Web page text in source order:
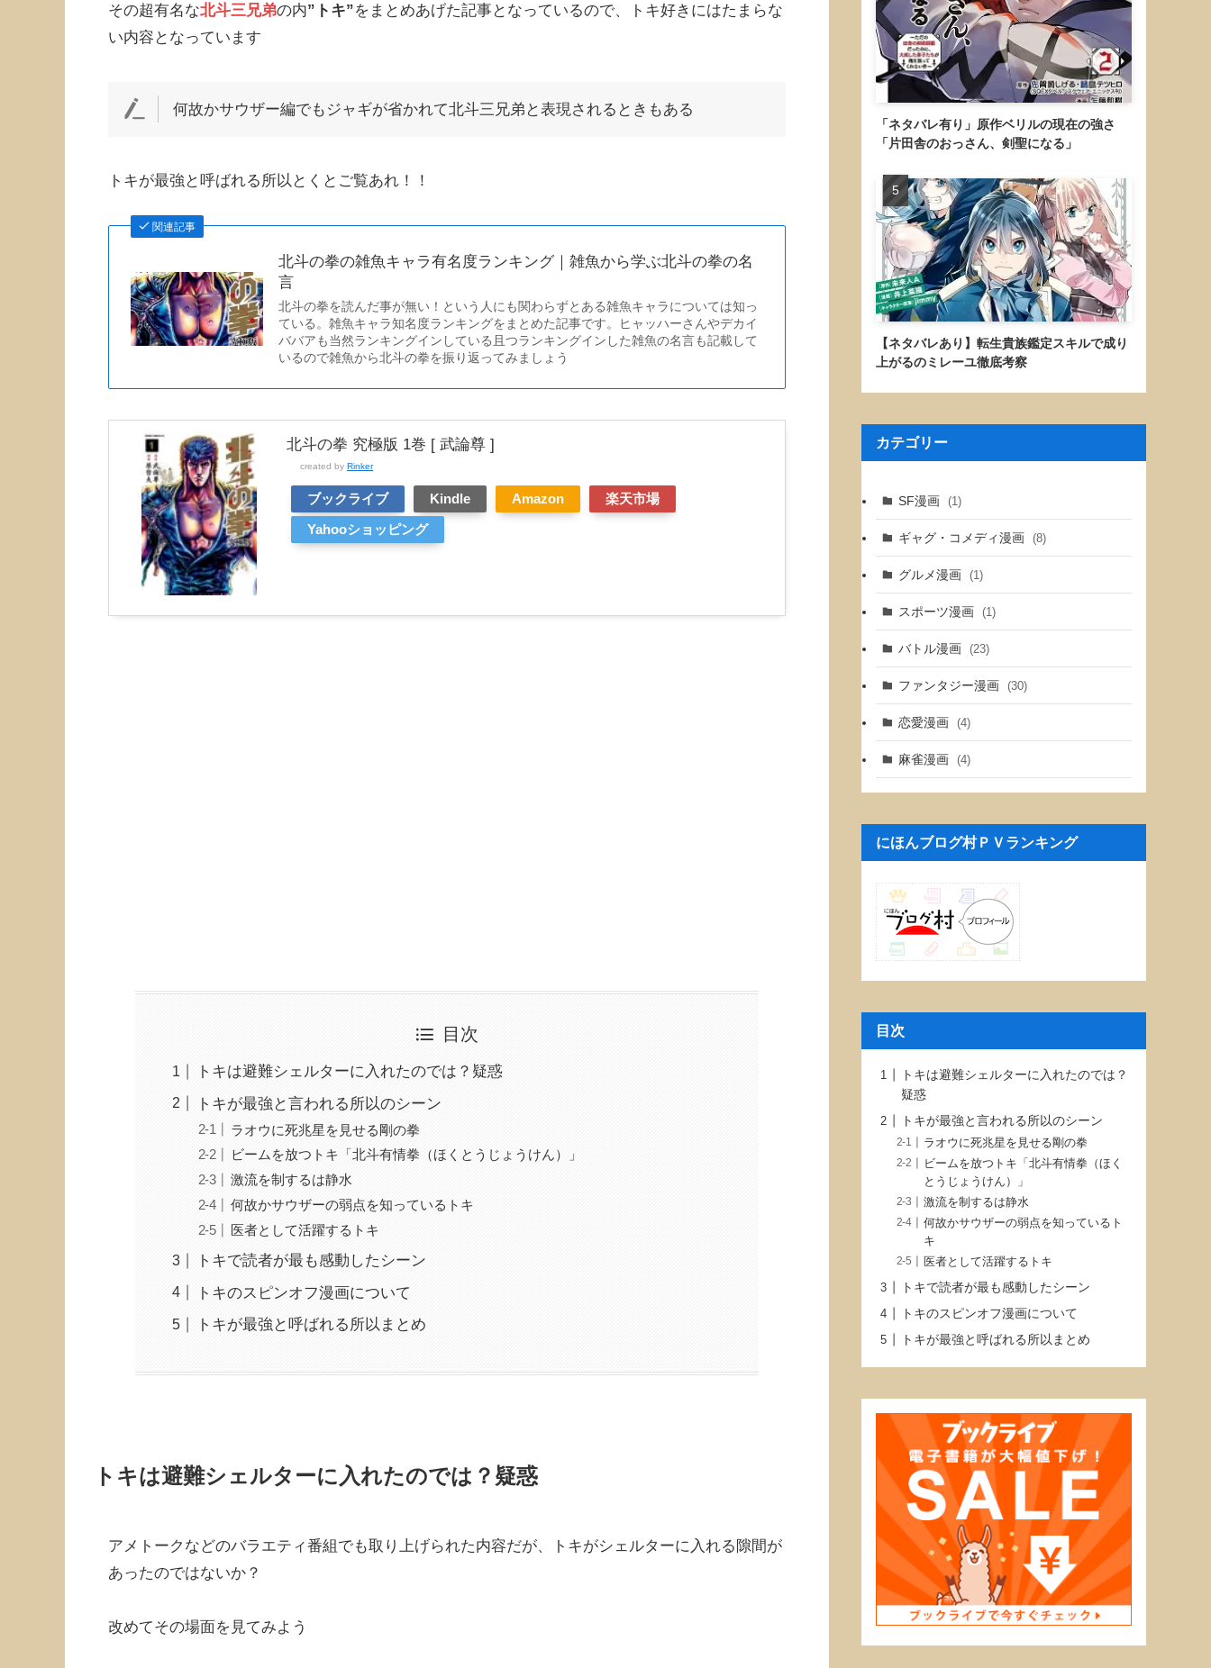
その超有名な北斗三兄弟の内”トキ”をまとめあげた記事となっているので、トキ好きにはたまらな
い内容となっています
何故かサウザー編でもジャギが省かれて北斗三兄弟と表現されるときもある
トキが最強と呼ばれる所以とくとご覧あれ！！
関連記事
北斗の拳の雑魚キャラ有名度ランキング｜雑魚から学ぶ北斗の拳の名
言
北斗の拳を読んだ事が無い！という人にも関わらずとある雑魚キャラについては知っ
ている。雑魚キャラ知名度ランキングをまとめた記事です。ヒャッハーさんやデカイ
ババアも当然ランキングインしている且つランキングインした雑魚の名言も記載して
いるので雑魚から北斗の拳を振り返ってみましょう
北斗の拳 究極版 1巻 [ 武論尊 ]
created by Rinker
ブックライブ Kindle Amazon
楽天市場
Yahooショッピング
目次
トキは避難シェルターに入れたのでは？疑惑
トキが最強と言われる所以のシーン
ラオウに死兆星を見せる剛の拳
ビームを放つトキ「北斗有情拳（ほくとうじょうけん）」
激流を制するは静水
何故かサウザーの弱点を知っているトキ
医者として活躍するトキ
トキで読者が最も感動したシーン
トキのスピンオフ漫画について
トキが最強と呼ばれる所以まとめ
トキは避難シェルターに入れたのでは？疑惑
アメトークなどのバラエティ番組でも取り上げられた内容だが、トキがシェルターに入れる隙間が
あったのではないか？
改めてその場面を見てみよう
「ネタバレ有り」原作ベリルの現在の強さ
「片田舎のおっさん、剣聖になる」
【ネタバレあり】転生貴族鑑定スキルで成り
上がるのミレーユ徹底考察
カテゴリー
SF漫画 (1)
ギャグ・コメディ漫画 (8)
グルメ漫画 (1)
スポーツ漫画 (1)
バトル漫画 (23)
ファンタジー漫画 (30)
恋愛漫画 (4)
麻雀漫画 (4)
にほんブログ村ＰＶランキング
目次
トキは避難シェルターに入れたのでは？
疑惑
トキが最強と言われる所以のシーン
ラオウに死兆星を見せる剛の拳
ビームを放つトキ「北斗有情拳（ほく
とうじょうけん）」
激流を制するは静水
何故かサウザーの弱点を知っているト
キ
医者として活躍するトキ
トキで読者が最も感動したシーン
トキのスピンオフ漫画について
トキが最強と呼ばれる所以まとめ